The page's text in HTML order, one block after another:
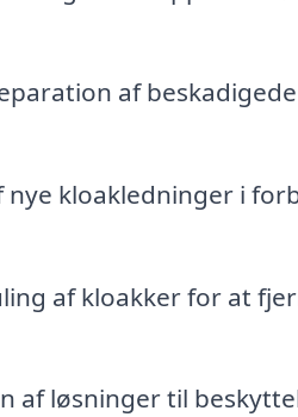
af
kloakledninger i
af kloakker for at
af løsninger til